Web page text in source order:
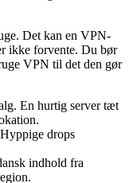
Det kan en VPN-
ikke forvente. Du bør
VPN til det den gør
En hurtig server tæt
drops
indhold fra